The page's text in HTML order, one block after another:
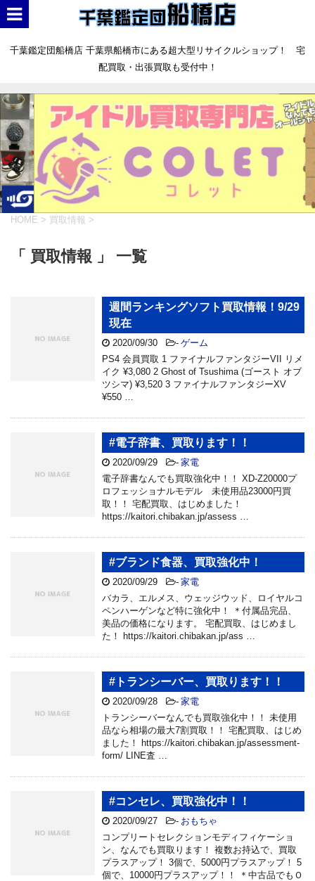
千葉鑑定団船橋店 千葉県船橋市にある超大型リサイクルショップ！ 宅
配買取・出張買取も受付中！
HOME > 買取情報 >
「 買取情報 」 一覧
週間ランキングソフト買取情報！9/29
現在
2020/09/30 - ゲーム
PS4 会員買取 1 ファイナルファンタジーVII リメ
イク ¥3,080 2 Ghost of Tsushima (ゴースト オブ
ツシマ) ¥3,520 3 ファイナルファンタジーXV
¥550 …
#電子辞書、買取ります！！
2020/09/29 - 家電
電子辞書なんでも買取強化中！！ XD-Z20000プ
ロフェッショナルモデル 未使用品23000円買
取！！ 宅配買取、はじめました！
https://kaitori.chibakan.jp/assess …
#ブランド食器、買取強化中！
2020/09/29 - 家電
バカラ、エルメス、ウェッジウッド、ロイヤルコ
ペンハーゲンなど特に強化中！ ＊付属品完品、
美品の価格になります。 宅配買取、はじめまし
た！ https://kaitori.chibakan.jp/ass …
#トランシーバー、買取ります！！
2020/09/28 - 家電
トランシーバーなんでも買取強化中！！ 未使用
品なら相場の最大7割買取！！ 宅配買取、はじめ
ました！ https://kaitori.chibakan.jp/assessment-
form/ LINE査 …
#コンセレ、買取強化中！！
2020/09/27 - おもちゃ
コンプリートセレクションモディフィケーショ
ン、なんでも買取ります！ 複数お持込で、買取
プラスアップ！ 3個で、5000円プラスアップ！ 5
個で、10000円プラスアップ！！ ＊中古品でもＯ